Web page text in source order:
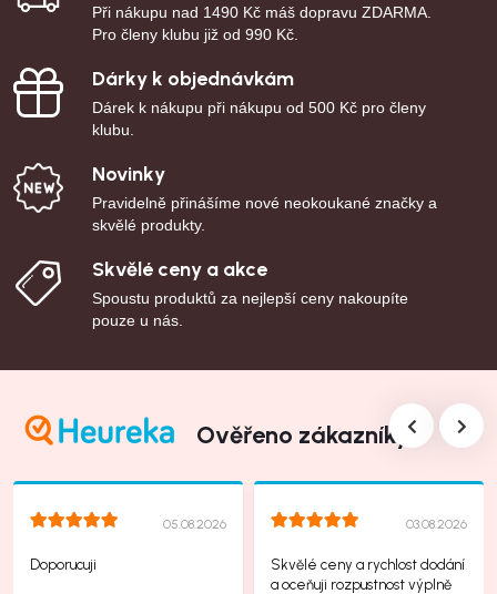
Při nákupu nad 1490 Kč máš dopravu ZDARMA.
Pro členy klubu již od 990 Kč.
Dárky k objednávkám
Dárek k nákupu při nákupu od 500 Kč pro členy
klubu.
Novinky
Pravidelně přinášíme nové neokoukané značky a
skvělé produkty.
Skvělé ceny a akce
Spoustu produktů za nejlepší ceny nakoupíte
pouze u nás.
Ověřeno zákazníky
05.08.2026
Doporucuji
03.08.2026
Skvělé ceny a rychlost dodání
a oceňuji rozpustnost výplně